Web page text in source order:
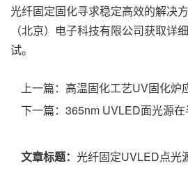
光纤固定固化寻求稳定高效的解决
（北京）电子科技有限公司获取详
试。
上一篇： 高温固化工艺UV固化炉应用
下一篇： 365nm UVLED面光源在半导体引线框架绝缘胶整面
文章标题： 光纤固定UVLED点光源固化应用